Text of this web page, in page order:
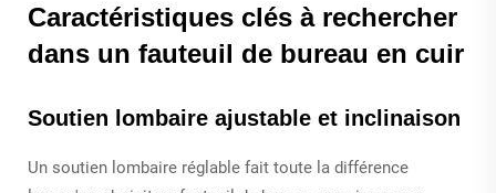
Caractéristiques clés à rechercher
dans un fauteuil de bureau en cuir
Soutien lombaire ajustable et inclinaison
Un soutien lombaire réglable fait toute la différence